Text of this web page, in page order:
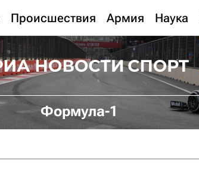
Происшествия Армия Наука
Формула-1